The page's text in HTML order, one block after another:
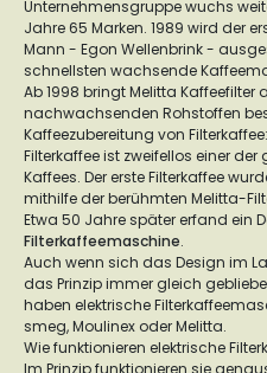
Unternehmensgruppe wuchs
Jahre 65 Marken. 1989 wird der
Mann - Egon Wellenbrink -
schnellsten wachsende
Ab 1998 bringt Melitta Kaffeefilter
nachwachsenden Rohstoffen
Kaffeezubereitung von Filterkaffee:
Filterkaffee ist zweifellos einer
Kaffees. Der erste Filterkaffee
mithilfe der berühmten Melitta-
Etwa 50 Jahre später erfand ein
Filterkaffeemaschine.
Auch wenn sich das Design im
das Prinzip immer gleich
haben elektrische
smeg, Moulinex oder Melitta.
Wie funktionieren elektrische
Im Prinzip funktionieren sie